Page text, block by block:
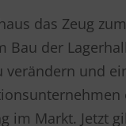
das Zeug
Bau der
verändern und
im Markt. Jetzt